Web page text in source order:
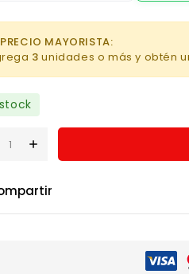
MAYORISTA:
3 unidades o más y obtén